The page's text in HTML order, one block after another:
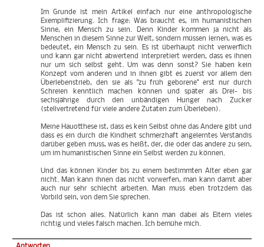
Im Grunde ist mein Artikel einfach nur eine anthropologische
Exemplifizierung. Ich frage: Was braucht es, im humanistischen
Sinne, ein Mensch zu sein. Denn Kinder kommen ja nicht als
Menschen in diesem Sinne zur Welt, sondern müssen lernen, was es
bedeutet, ein Mensch zu sein. Es ist überhaupt nicht verwerflich
und kann gar nicht abwertend interpretiert werden, dass es ihnen
nur um sich selbst geht. Um was denn sonst? Sie haben kein
Konzept vom anderen und in ihnen gibt es zuerst vor allem den
Überlebenstrieb, den sie als "zu früh geborene" erst nur durch
Schreien kenntlich machen können und später als Drei- bis
sechsjährige durch den unbändigen Hunger nach Zucker
(stellvertretend für viele andere Zutaten zum Überleben).
Meine Hauotthese ist, dass es kein Selbst ohne das Andere gibt und
dass es ein durch die Kindheit schmerzhaft angelerntes Verständis
darüber geben muss, was es heißt, der, die oder das andere zu sein,
um im humanistischen Sinne ein Selbst werden zu können.
Und das können Kinder bis zu einem bestimmten Alter eben gar
nicht. Man kann ihnen das nicht vorwerfen, man kann damit aber
auch nur sehr schlecht arbeiten. Man muss eben trotzdem das
Vorbild sein, von dem Sie sprechen.
Das ist schon alles. Natürlich kann man dabei als Eltern vieles
richtig und vieles falsch machen. Ich bemühe mich.